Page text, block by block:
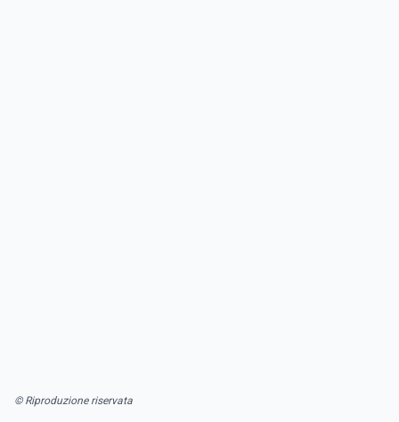
© Riproduzione riservata